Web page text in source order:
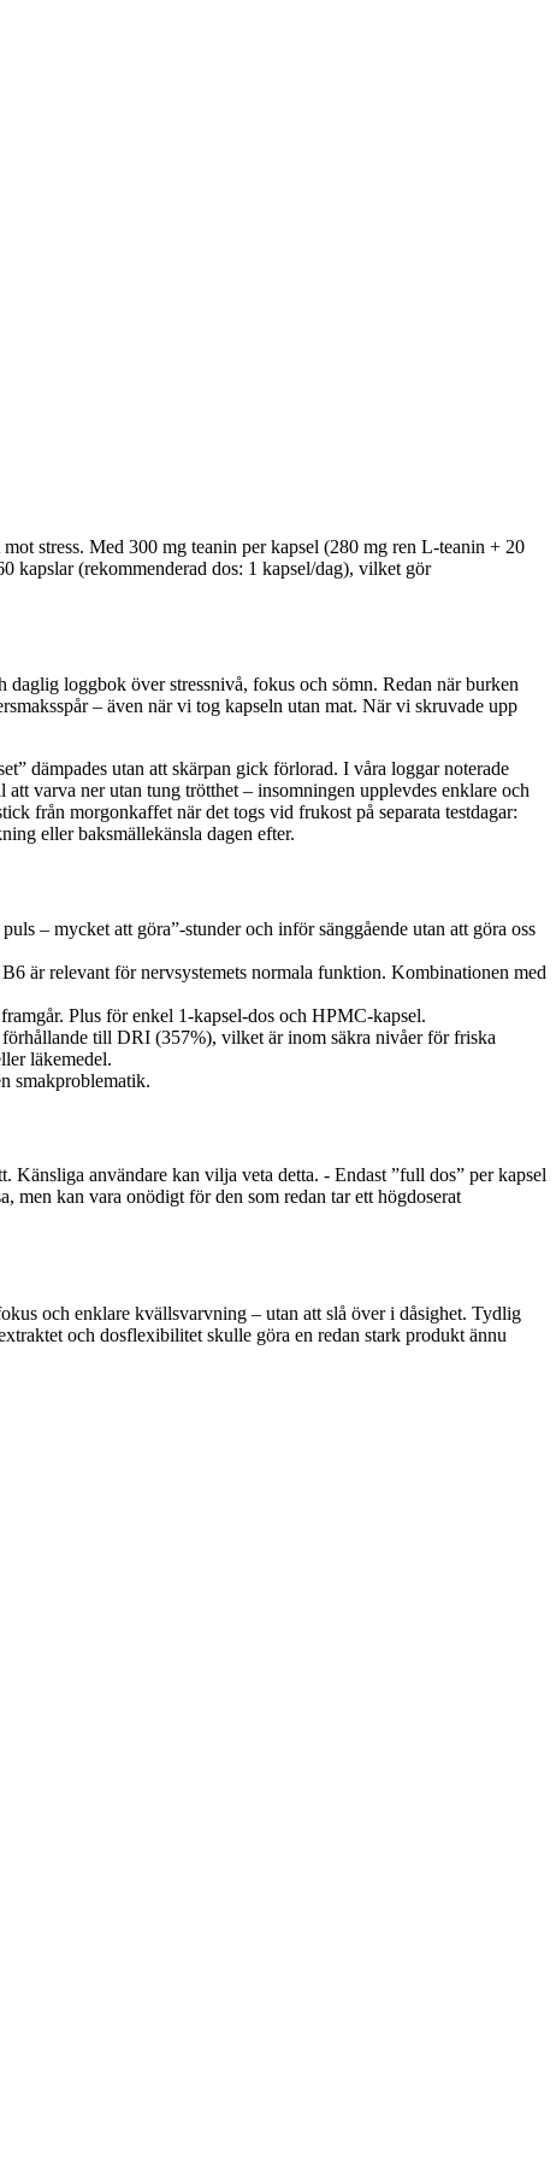
stress. Med 300 mg teanin per kapsel (280 mg ren L‑teanin + 20
kapslar (rekommenderad dos: 1 kapsel/dag), vilket gör
loggbok över stressnivå, fokus och sömn. Redan när burken
– även när vi tog kapseln utan mat. När vi skruvade upp
dämpades utan att skärpan gick förlorad. I våra loggar noterade
varva ner utan tung trötthet – insomningen upplevdes enklare och
från morgonkaffet när det togs vid frukost på separata testdagar:
eller baksmällekänsla dagen efter.
– mycket att göra”-stunder och inför sänggående utan att göra oss
är relevant för nervsystemets normala funktion. Kombinationen med
Plus för enkel 1‑kapsel‑dos och HPMC‑kapsel.
till DRI (357%), vilket är inom säkra nivåer för friska
läkemedel.
smakproblematik.
användare kan vilja veta detta. - Endast ”full dos” per kapsel
men kan vara onödigt för den som redan tar ett högdoserat
och enklare kvällsvarvning – utan att slå över i dåsighet. Tydlig
och dosflexibilitet skulle göra en redan stark produkt ännu